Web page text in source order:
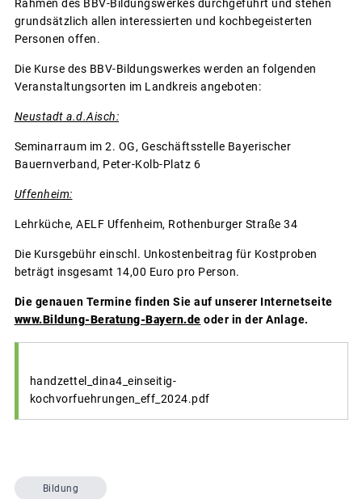
Rahmen des BBV-Bildungswerkes durchgeführt und stehen
grundsätzlich allen interessierten und kochbegeisterten
Personen offen.
Die Kurse des BBV-Bildungswerkes werden an folgenden
Veranstaltungsorten im Landkreis angeboten:
Neustadt a.d.Aisch:
Seminarraum im 2. OG, Geschäftsstelle Bayerischer
Bauernverband, Peter-Kolb-Platz 6
Uffenheim:
Lehrküche, AELF Uffenheim, Rothenburger Straße 34
Die Kursgebühr einschl. Unkostenbeitrag für Kostproben
beträgt insgesamt 14,00 Euro pro Person.
Die genauen Termine finden Sie auf unserer Internetseite
www.Bildung-Beratung-Bayern.de oder in der Anlage.
handzettel_dina4_einseitig-
kochvorfuehrungen_eff_2024.pdf
Bildung